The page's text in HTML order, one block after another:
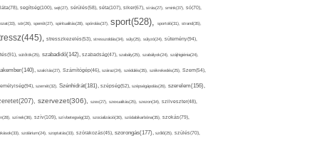
segítség(100), sejt(27), sérülés(58), séta(107), siker(67), sírás(27), smink(37), só(70),
sör(26), spenót(27), spiritualitás(28), spórolás(37), sport(528), sportoló(31), strand(35),
stresszkezelés(53), stresszoldás(34), súly(25), súlyzó(24), sütemény(94),
sütőtök(25), szabadidő(142), szabadság(47), szabály(25), szabályok(24), szájhigiénia(24),
szakítás(27), Számítógép(46), száraz(24), szédülés(35), székrekedés(25), Szem(54),
szemét(32), Szénhidrát(181), szépség(52), szépségápolás(26), szerelem(156),
szervezet(306), szex(27), szexualitás(25), szezon(34), szilveszter(48),
színek(36), szív(109), szívbetegség(32), szocializáció(30), szódabikarbóna(35), szokás(79),
szolárium(24), szoptatás(33), szórakozás(45), szorongás(177), szőlő(25), szülés(70),